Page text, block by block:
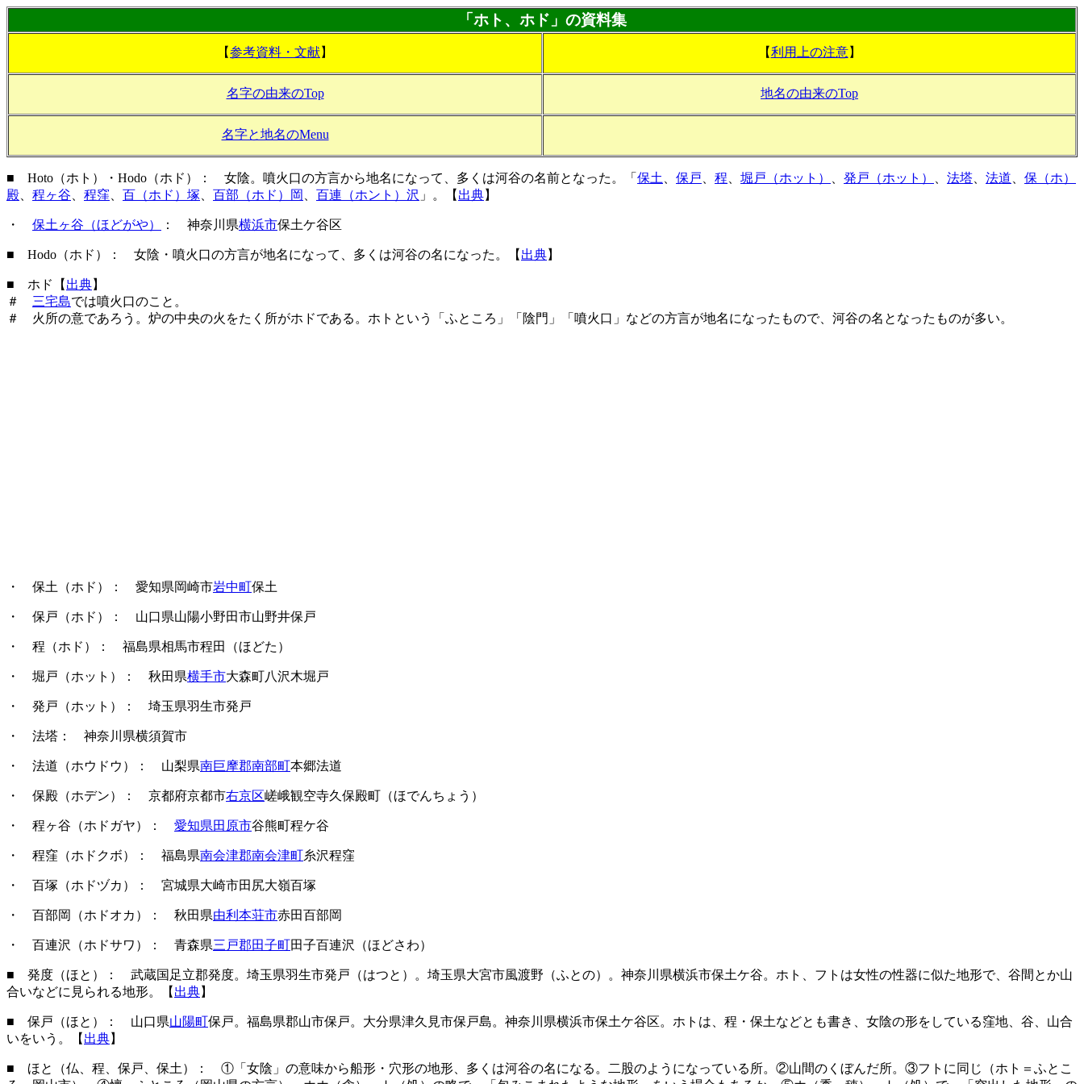
「ホト、ホド」の資料集
【参考資料・文献】 【利用上の注意】
名字の由来のTop 地名の由来のTop
名字と地名のMenu
■ Hoto（ホト）・Hodo（ホド）： 女陰。噴火口の方言から地名になって、多くは河谷の名前となった。「 保土 保戸 程 堀戸（ホット） 発戸（ホット） 法塔 法道
保（ホ）
殿
程ヶ谷 程窪 百（ホド）塚 百部（ホド）岡 百連（ホント）沢 」。【 出典】
・ 保土ヶ谷（ほどがや） ： 神奈川県横浜市保土ケ谷区
■ Hodo（ホド）： 女陰・噴火口の方言が地名になって、多くは河谷の名になった。【 出典】
■ ホド【 出典】
＃ 三宅島では噴火口のこと。
＃ 火所の意であろう。炉の中央の火をたく所がホドである。ホトという「ふところ」「陰門」「噴火口」などの方言が地名になったもので、河谷の名となったものが多い。
・ 保土（ホド） ： 愛知県岡崎市岩中町保土
・ 保戸（ホド） ： 山口県山陽小野田市山野井保戸
・ 程（ホド） ： 福島県相馬市程田（ほどた）
・ 堀戸（ホット） ： 秋田県横手市大森町八沢木堀戸
・ 発戸（ホット） ： 埼玉県羽生市発戸
・ 法塔 ： 神奈川県横須賀市
・ 法道（ホウドウ） ： 山梨県南巨摩郡南部町本郷法道
・ 保殿（ホデン） ： 京都府京都市右京区嵯峨観空寺久保殿町（ほでんちょう）
・ 程ヶ谷（ホドガヤ） ： 愛知県田原市谷熊町程ケ谷
・ 程窪（ホドクボ） ： 福島県南会津郡南会津町糸沢程窪
・ 百塚（ホドヅカ） ： 宮城県大崎市田尻大嶺百塚
・ 百部岡（ホドオカ） ： 秋田県由利本荘市赤田百部岡
・ 百連沢（ホドサワ） ： 青森県三戸郡田子町田子百連沢（ほどさわ）
■ 発度（ほと）： 武蔵国足立郡発度。埼玉県羽生市発戸（はつと）。埼玉県大宮市風渡野（ふとの）。神奈川県横浜市保土ケ谷。ホト、フトは女性の性器に似た地形で、谷間とか山
合いなどに見られる地形。【 出典】
■ 保戸（ほと）： 山口県山陽町保戸。福島県郡山市保戸。大分県津久見市保戸島。神奈川県横浜市保土ケ谷区。ホトは、程・保土などとも書き、女陰の形をしている窪地、谷、山合
いをいう。【 出典】
■ ほと（仏、程、保戸、保土）： ①「女陰」の意味から船形・穴形の地形、多くは河谷の名になる。二股のようになっている所。②山間のくぼんだ所。③フトに同じ（ホト＝ふとこ